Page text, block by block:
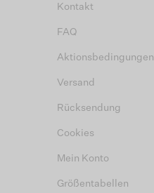
Kontakt
FAQ
Aktionsbedingungen
Versand
Rücksendung
Cookies
Mein Konto
Größentabellen